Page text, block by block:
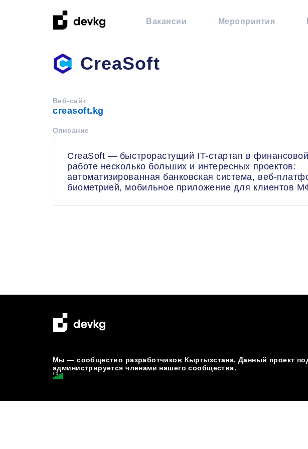
Вакансии Мероприятия
CreaSoft
Веб-сайт
creasoft.kg
Описание
CreaSoft — быстрорастущий IT-стартап в
работе несколько больших и интересных проектов:
автоматизированная банковская система, веб-
биометрией, мобильное приложение для клиентов
Мы — сообщество разработчиков Кыргызстана. Данный проект
администрируется членами нашего сообщества.